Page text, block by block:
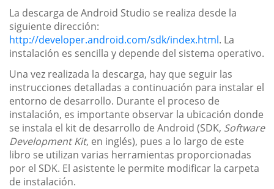
La descarga de Android Studio se realiza desde la
siguiente dirección:
http://developer.android.com/sdk/index.html. La
instalación es sencilla y depende del sistema operativo.
Una vez realizada la descarga, hay que seguir las
instrucciones detalladas a continuación para instalar el
entorno de desarrollo. Durante el proceso de
instalación, es importante observar la ubicación donde
se instala el kit de desarrollo de Android (SDK, Software
Development Kit, en inglés), pues a lo largo de este
libro se utilizan varias herramientas proporcionadas
por el SDK. El asistente le permite modificar la carpeta
de instalación.